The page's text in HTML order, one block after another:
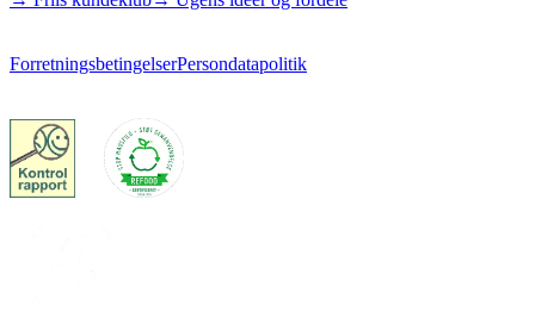
ForretningsbetingelserPersondatapolitik